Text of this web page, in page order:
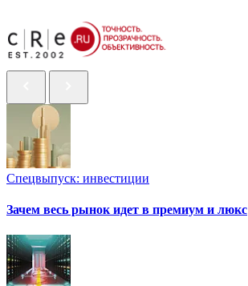
Спецвыпуск: инвестиции
Зачем весь рынок идет в премиум и люкс